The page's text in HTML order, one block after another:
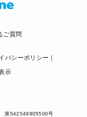
ご質問
バシーポリシー
示
第542549905500号